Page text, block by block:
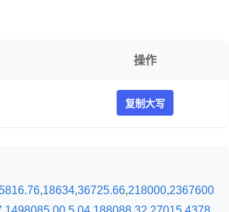
操作
复制大写
,18634,36725.66,218000,2367600